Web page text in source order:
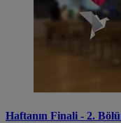
Haftanın Finali - 2.